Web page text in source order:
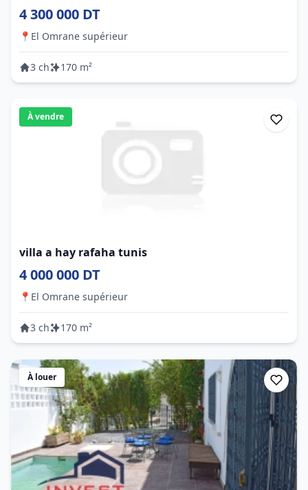
4 300 000 DT
📍 El Omrane supérieur
3 ch 170 m²
À vendre
villa a hay rafaha tunis
4 000 000 DT
📍 El Omrane supérieur
3 ch 170 m²
À louer